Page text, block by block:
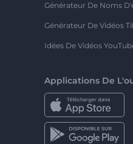
Générateur De Noms
Générateur De Vidéos
Idées De Vidéos
Applications De